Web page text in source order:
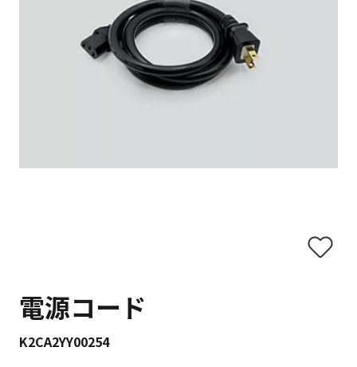
電源コード
K2CA2YY00254